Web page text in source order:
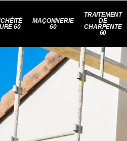
60
MAÇONNERIE
60
TRAITEMENT
DE
CHARPENTE
60